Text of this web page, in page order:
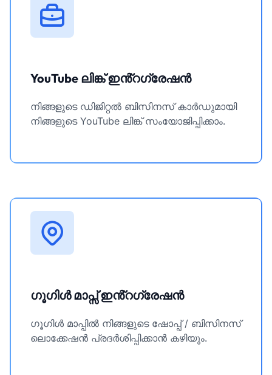
YouTube ലിങ്ക് ഇൻ്റഗ്രേഷൻ
നിങ്ങളുടെ ഡിജിറ്റൽ ബിസിനസ് കാർഡുമായി
നിങ്ങളുടെ YouTube ലിങ്ക് സംയോജിപ്പിക്കാം.
ഗൂഗിൾ മാപ്സ് ഇൻ്റഗ്രേഷൻ
ഗൂഗിൾ മാപ്പിൽ നിങ്ങളുടെ ഷോപ്പ് / ബിസിനസ്
ലൊക്കേഷൻ പ്രദർശിപ്പിക്കാൻ കഴിയും.